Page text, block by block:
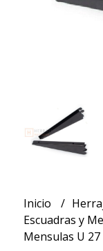
Inicio
Escuadras y
Mensulas U 27